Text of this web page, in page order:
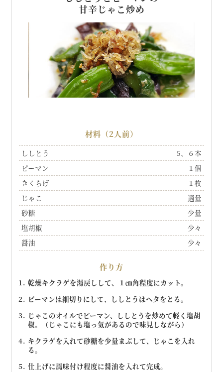
甘辛じゃこ炒め
材料（2人前）
ししとう
5、６本
ピーマン
１個
きくらげ
１枚
じゃこ
適量
砂糖
少量
塩胡椒
少々
醤油
少々
作り方
乾燥キクラゲを湯戻しして、１㎝角程度にカット。
ピーマンは細切りにして、ししとうはヘタをとる。
じゃこのオイルでピーマン、ししとうを炒めて軽く塩胡
椒。（じゃこにも塩っ気があるので味見しながら）
キクラゲを入れて砂糖を少量まぶして、じゃこを入れ
る。
仕上げに風味付け程度に醤油を入れて完成。